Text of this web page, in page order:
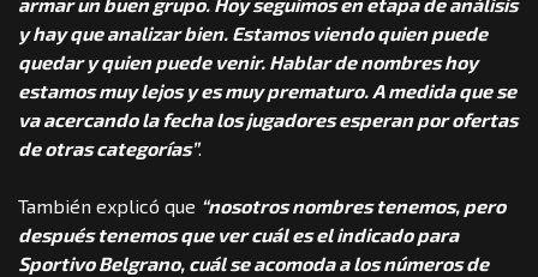
y hay que analizar bien. Estamos viendo quien puede
quedar y quien puede venir. Hablar de nombres hoy
estamos muy lejos y es muy prematuro. A medida que se
va acercando la fecha los jugadores esperan por ofertas
de otras categorías”.
También explicó que “nosotros nombres tenemos, pero
después tenemos que ver cuál es el indicado para
Sportivo Belgrano, cuál se acomoda a los números de